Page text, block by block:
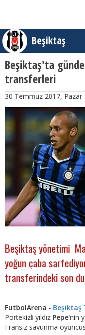
Beşiktaş
Beşiktaş'ta
transferleri
30 Temmuz 2017, Pazar
Beşiktaş yönetimi
yoğun çaba
transferindeki son
FutbolArena - Beşiktaş
Portekizli yıldız Pepe'nin
Fransız savunma